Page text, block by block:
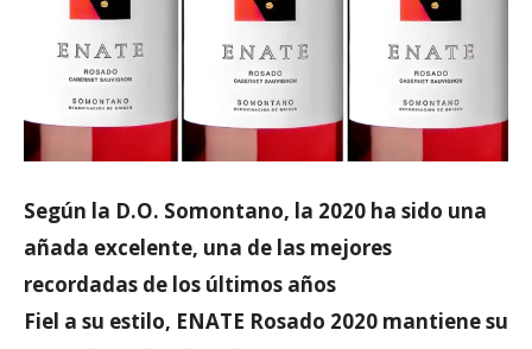
Según la D.O. Somontano, la 2020 ha sido una
añada excelente, una de las mejores
recordadas de los últimos años
Fiel a su estilo, ENATE Rosado 2020 mantiene su